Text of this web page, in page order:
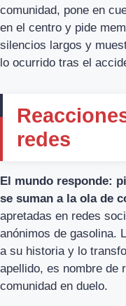
comunidad, pone en
en el centro y pide
silencios largos y
lo ocurrido tras el
redes
El mundo responde:
se suman a la ola de
apretadas en redes
anónimos de gasolina.
a su historia y lo
apellido, es nombre de
comunidad en duelo.